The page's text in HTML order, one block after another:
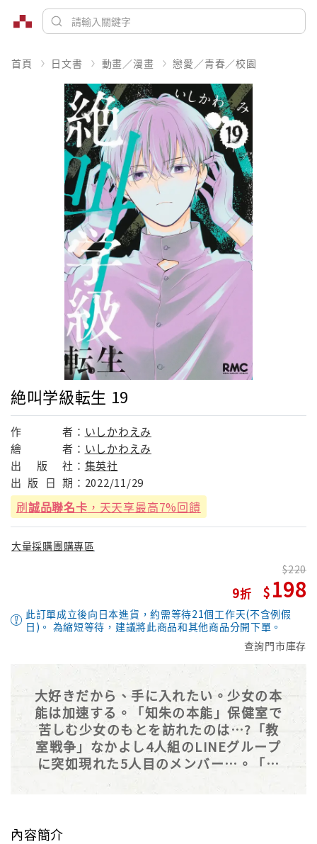
首頁 日文書 動畫／漫畫 戀愛／青春／校園
絶叫学級転生 19
作 者： いしかわえみ
繪
者： いしかわえみ
出
版 社： 集英社
出 版 日 期： 2022/11/29
刷誠品聯名卡 ，天天享最高7%回饋
大量採購團購專區
9
220
198
此訂單成立後向日本進貨，約需等待21個工作天(不含例假
日)。 為縮短等待，建議將此商品和其他商品分開下單。
查詢門市庫存
大好きだから、手に入れたい。少女の本
能は加速する。「知朱の本能」保健室で
苦しむ少女のもとを訪れたのは…?「教
室戦争」なかよし4人組のLINEグループ
に突如現れた5人目のメンバー…。「既
読をつけてはいけない」霊媒師・秋元楽
を守りし神の名が明かされる…!特別編
內容簡介